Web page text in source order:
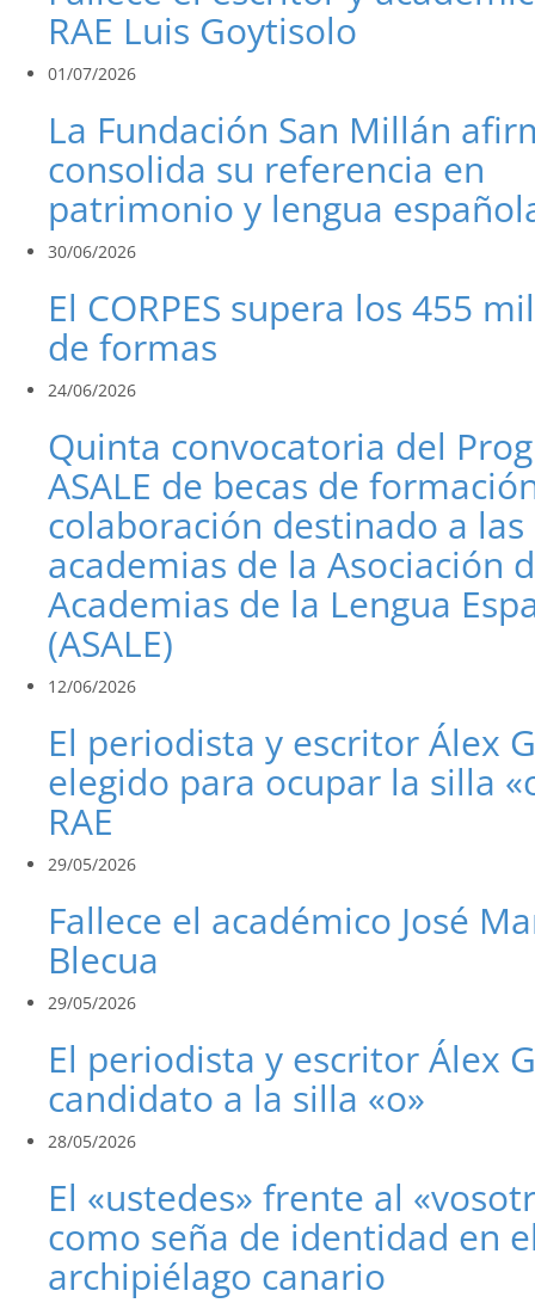
RAE Luis Goytisolo
01/07/2026
La Fundación San Millán
consolida su referencia en
patrimonio y lengua
30/06/2026
El CORPES supera los 455
de formas
24/06/2026
Quinta convocatoria del
ASALE de becas de
colaboración destinado a las
academias de la Asociación
Academias de la Lengua
(ASALE)
12/06/2026
El periodista y escritor Álex
elegido para ocupar la silla
RAE
29/05/2026
Fallece el académico José
Blecua
29/05/2026
El periodista y escritor Álex
candidato a la silla «o»
28/05/2026
El «ustedes» frente al
como seña de identidad en
archipiélago canario